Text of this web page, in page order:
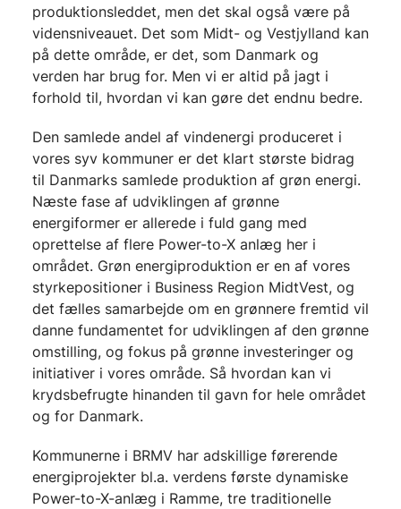
produktionsleddet, men det skal også være på
vidensniveauet. Det som Midt- og Vestjylland kan
på dette område, er det, som Danmark og
verden har brug for. Men vi er altid på jagt i
forhold til, hvordan vi kan gøre det endnu bedre.
Den samlede andel af vindenergi produceret i
vores syv kommuner er det klart største bidrag
til Danmarks samlede produktion af grøn energi.
Næste fase af udviklingen af grønne
energiformer er allerede i fuld gang med
oprettelse af flere Power-to-X anlæg her i
området. Grøn energiproduktion er en af vores
styrkepositioner i Business Region MidtVest, og
det fælles samarbejde om en grønnere fremtid vil
danne fundamentet for udviklingen af den grønne
omstilling, og fokus på grønne investeringer og
initiativer i vores område. Så hvordan kan vi
krydsbefrugte hinanden til gavn for hele området
og for Danmark.
Kommunerne i BRMV har adskillige førerende
energiprojekter bl.a. verdens første dynamiske
Power-to-X-anlæg i Ramme, tre traditionelle